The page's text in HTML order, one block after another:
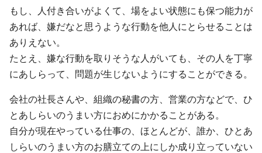
もし、人付き合いがよくて、場をよい状態にも保つ能力が
あれば、嫌だなと思うような行動を他人にとらせることは
ありえない。
たとえ、嫌な行動を取りそうな人がいても、その人を丁寧
にあしらって、問題が生じないようにすることができる。
会社の社長さんや、組織の秘書の方、営業の方などで、ひ
とあしらいのうまい方におめにかかることがある。
自分が現在やっている仕事の、ほとんどが、誰か、ひとあ
しらいのうまい方のお膳立ての上にしか成り立っていない